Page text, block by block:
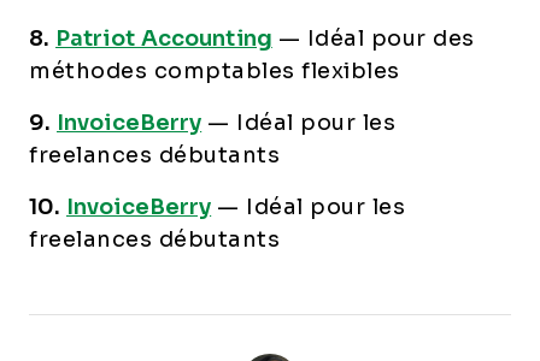
8. Patriot Accounting —
Idéal pour des
méthodes comptables flexibles
9. InvoiceBerry —
Idéal pour les
freelances débutants
10. InvoiceBerry —
Idéal pour les
freelances débutants